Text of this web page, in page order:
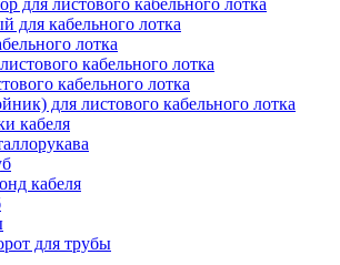
для листового кабельного лотка
кабельного лотка
лотка
кабельного лотка
кабельного лотка
для листового кабельного лотка
кабеля
кабеля
для трубы